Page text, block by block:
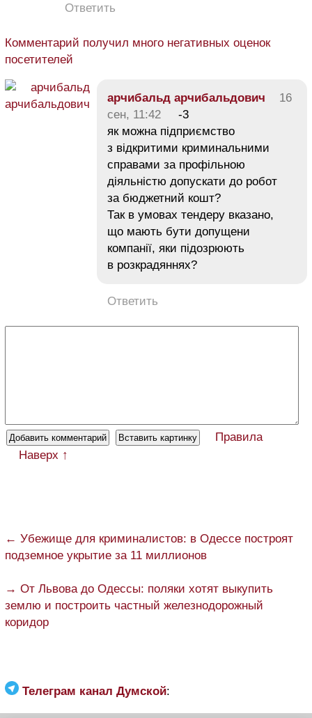
Ответить
Комментарий получил много негативных оценок
посетителей
арчибальд арчибальдович
16
сен, 11:42
-3
як можна підприємство
з відкритими криминальними
справами за профільною
діяльністю допускати до робот
за бюджетний кошт?
Так в умовах тендеру вказано,
що мають бути допущени
компанії, яки підозрюють
в розкрадяннях?
Ответить
Правила
Наверх ↑
← Убежище для криминалистов: в Одессе построят
подземное укрытие за 11 миллионов
→ От Львова до Одессы: поляки хотят выкупить
землю и построить частный железнодорожный
коридор
Телеграм канал Думской: